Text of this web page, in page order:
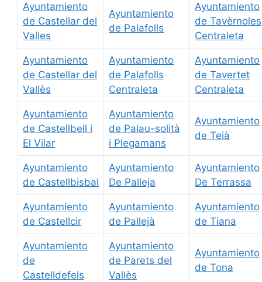
Ayuntamiento
de Castellar del
Valles
Ayuntamiento
de Palafolls
Ayuntamiento
de Tavèrnoles
Centraleta
Ayuntamiento
de Castellar del
Vallès
Ayuntamiento
de Palafolls
Centraleta
Ayuntamiento
de Tavertet
Centraleta
Ayuntamiento
de Castellbell i
El Vilar
Ayuntamiento
de Palau-solità
i Plegamans
Ayuntamiento
de Teià
Ayuntamiento
de Castellbisbal
Ayuntamiento
De Palleja
Ayuntamiento
De Terrassa
Ayuntamiento
de Castellcir
Ayuntamiento
de Pallejà
Ayuntamiento
de Tiana
Ayuntamiento
de
Castelldefels
Ayuntamiento
de Parets del
Vallès
Ayuntamiento
de Tona